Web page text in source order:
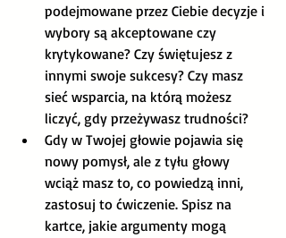
podejmowane przez Ciebie decyzje i
wybory są akceptowane czy
krytykowane? Czy świętujesz z
innymi swoje sukcesy? Czy masz
sieć wsparcia, na którą możesz
liczyć, gdy przeżywasz trudności?
Gdy w Twojej głowie pojawia się
nowy pomysł, ale z tyłu głowy
wciąż masz to, co powiedzą inni,
zastosuj to ćwiczenie. Spisz na
kartce, jakie argumenty mogą